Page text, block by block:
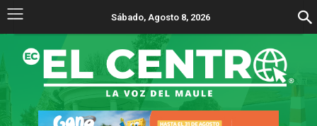
Sábado, Agosto 8, 2026